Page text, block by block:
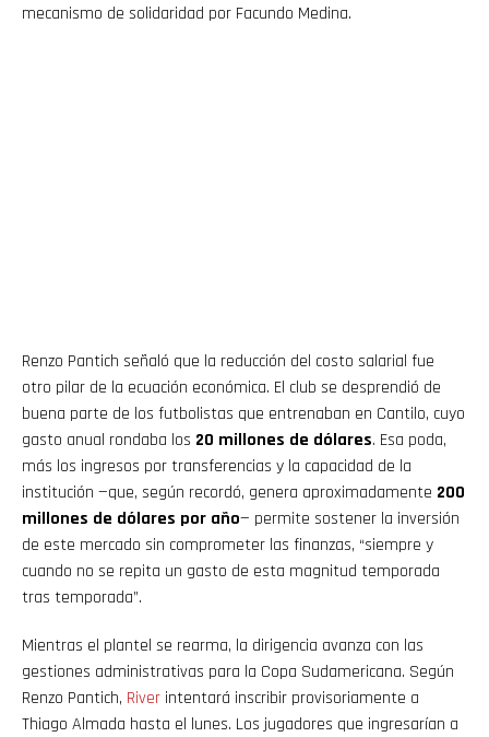
mecanismo de solidaridad por Facundo Medina.
Renzo Pantich señaló que la reducción del costo salarial fue
otro pilar de la ecuación económica. El club se desprendió de
buena parte de los futbolistas que entrenaban en Cantilo, cuyo
gasto anual rondaba los 20 millones de dólares. Esa poda,
más los ingresos por transferencias y la capacidad de la
institución —que, según recordó, genera aproximadamente 200
millones de dólares por año— permite sostener la inversión
de este mercado sin comprometer las finanzas, “siempre y
cuando no se repita un gasto de esta magnitud temporada
tras temporada”.
Mientras el plantel se rearma, la dirigencia avanza con las
gestiones administrativas para la Copa Sudamericana. Según
Renzo Pantich, River intentará inscribir provisoriamente a
Thiago Almada hasta el lunes. Los jugadores que ingresarían a